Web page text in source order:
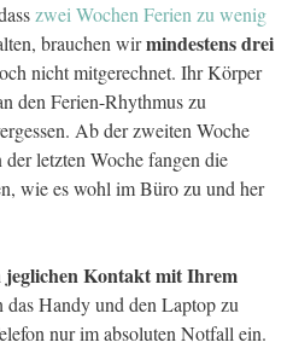
zwei Wochen Ferien zu wenig
brauchen wirmindestens drei
nicht mitgerechnet. Ihr Körper
den Ferien-Rhythmus zu
Ab der zweiten Woche
letzten Woche fangen die
wie es wohl im Büro zu und her
jeglichen Kontakt mit Ihrem
das Handy und den Laptop zu
nur im absoluten Notfall ein.